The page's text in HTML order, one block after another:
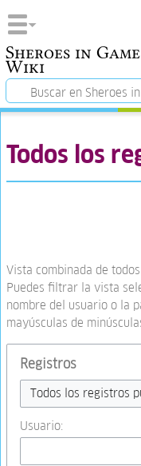
Sheroes in
Wiki
Todos los
Vista combinada de
Puedes filtrar la vista
nombre del usuario o la
mayúsculas de
Registros
Todos los registros
Usuario: